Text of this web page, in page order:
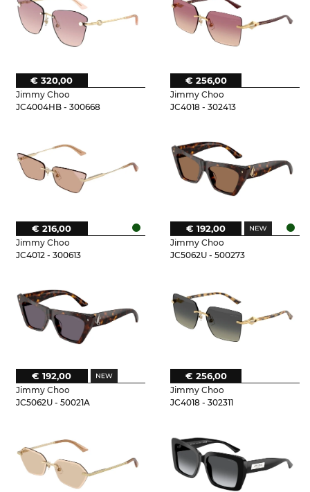
Jimmy Choo
JC4004HB - 300668
€ 320,00
Jimmy Choo
JC4018 - 302413
€ 256,00
Jimmy Choo
JC4012 - 300613
€ 216,00
Jimmy Choo
JC5062U - 500273
€ 192,00
Jimmy Choo
JC5062U - 50021A
€ 192,00
Jimmy Choo
JC4018 - 302311
€ 256,00